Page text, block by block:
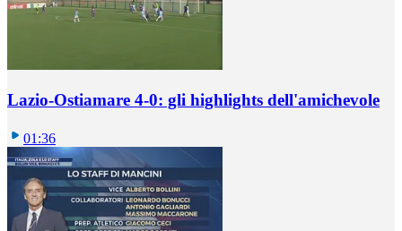
Lazio-Ostiamare 4-0: gli highlights dell'amichevole
01:36